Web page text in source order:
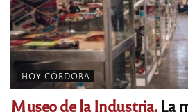
HOY CÓRDOBA
Museo de la Industria.La